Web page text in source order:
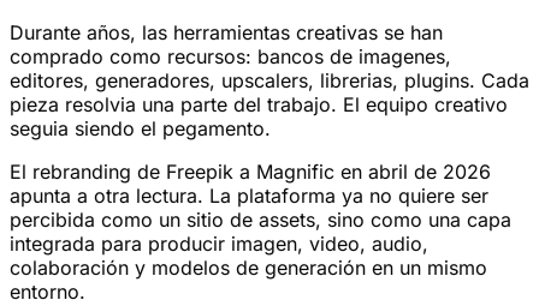
Durante años, las herramientas creativas se han
comprado como recursos: bancos de imagenes,
editores, generadores, upscalers, librerias, plugins. Cada
pieza resolvia una parte del trabajo. El equipo creativo
seguia siendo el pegamento.
El rebranding de Freepik a Magnific en abril de 2026
apunta a otra lectura. La plataforma ya no quiere ser
percibida como un sitio de assets, sino como una capa
integrada para producir imagen, video, audio,
colaboración y modelos de generación en un mismo
entorno.